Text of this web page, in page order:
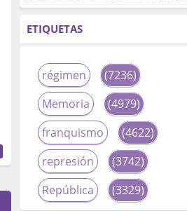
ETIQUETAS
régimen
(7236)
Memoria
(4979)
franquismo
(4622)
represión
(3742)
República
(3329)